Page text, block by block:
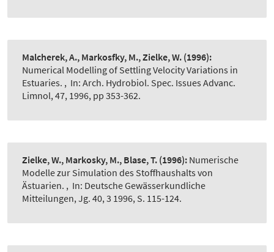
Malcherek, A., Markosfky, M., Zielke, W. (1996):
Numerical Modelling of Settling Velocity Variations in
Estuaries. , In: Arch. Hydrobiol. Spec. Issues Advanc.
Limnol, 47, 1996, pp 353-362.
Zielke, W., Markosky, M., Blase, T. (1996): Numerische
Modelle zur Simulation des Stoffhaushalts von
Ästuarien. , In: Deutsche Gewässerkundliche
Mitteilungen, Jg. 40, 3 1996, S. 115-124.